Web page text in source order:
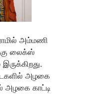
அம்மணி
லைக்ஸ்
அழகை
அழகை காட்டி